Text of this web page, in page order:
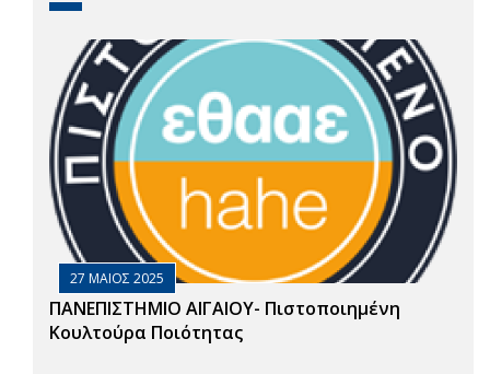
27 ΜΑΙΟΣ 2025
ΠΑΝΕΠΙΣΤΗΜΙΟ ΑΙΓΑΙΟΥ- Πιστοποιημένη
Κουλτούρα Ποιότητας